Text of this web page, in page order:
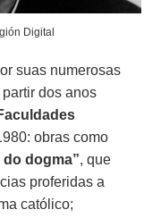
Digital
suas numerosas
dos anos
obras como
dogma”, que
proferidas a
católico;